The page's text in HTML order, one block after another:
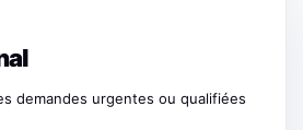
demandes urgentes ou qualifiées